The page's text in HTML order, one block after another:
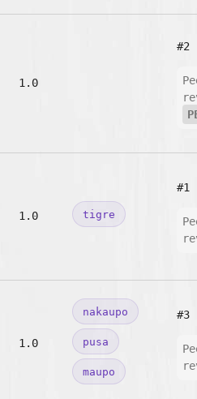
1.0
#2
1.0 tigre
#1
1.0
nakaupo
pusa
maupo
#3